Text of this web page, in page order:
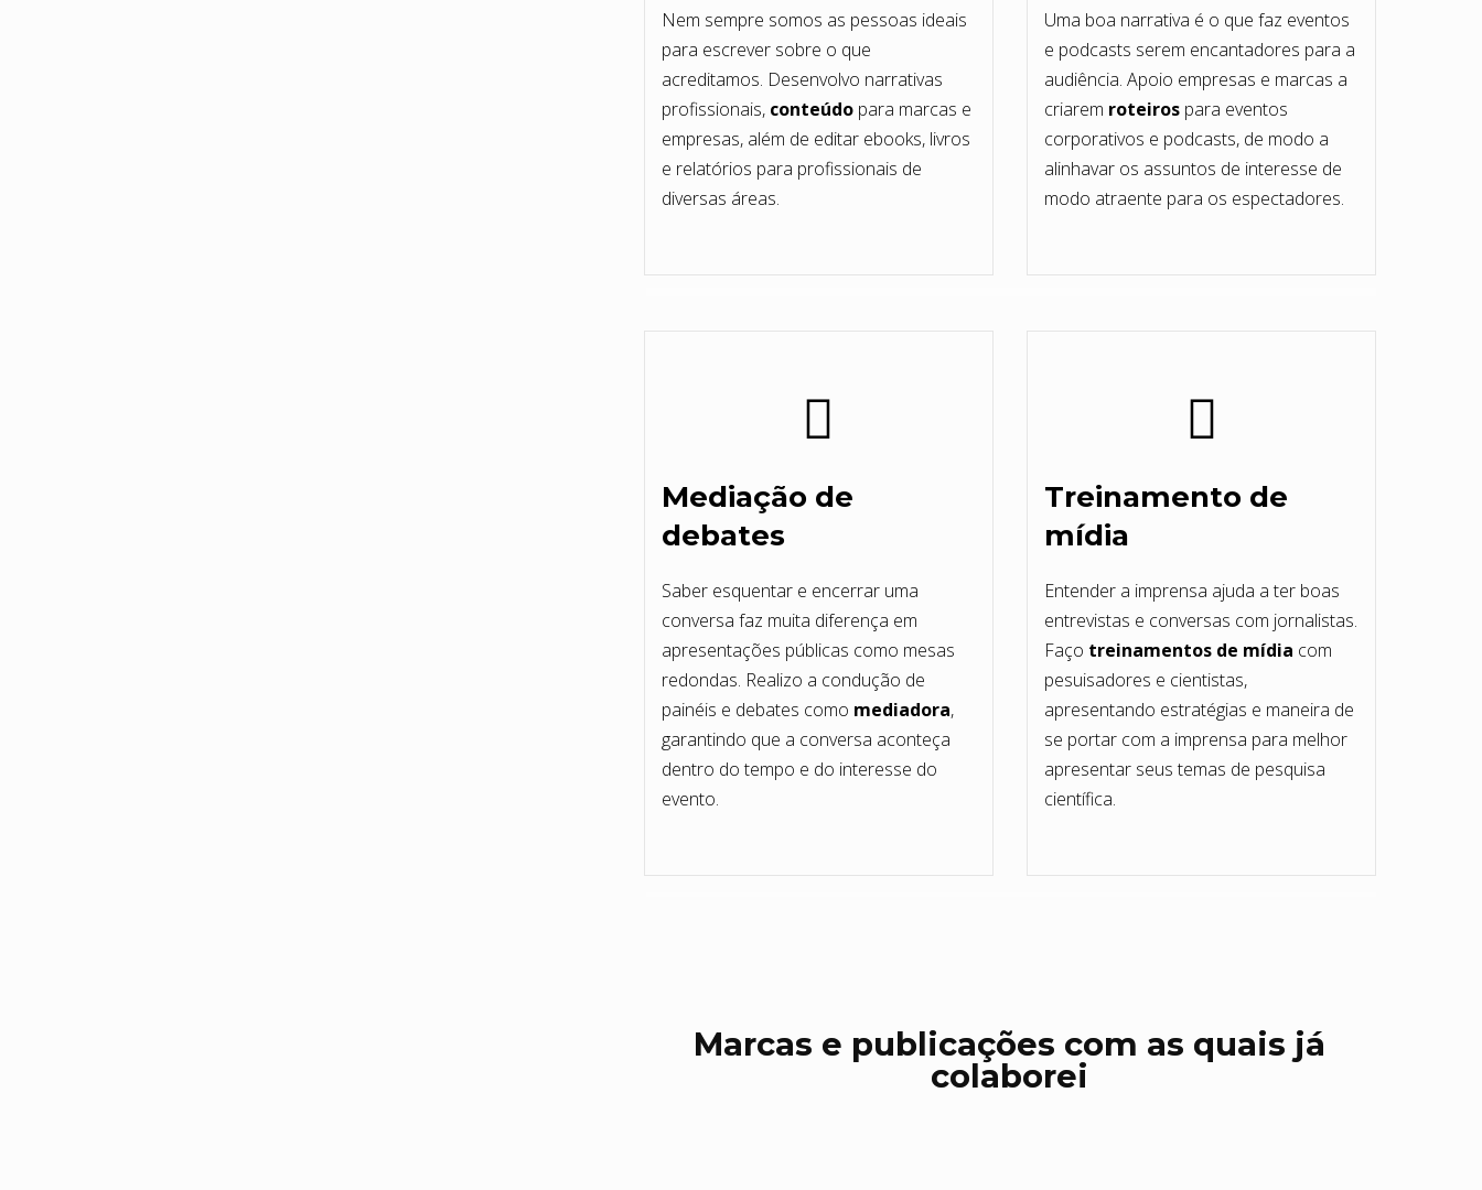
Nem sempre somos as pessoas ideais
para escrever sobre o que
acreditamos. Desenvolvo narrativas
profissionais, conteúdopara marcas e
empresas, além de editar ebooks, livros
e relatórios para profissionais de
diversas áreas.
Uma boa narrativa é o que faz eventos
e podcasts serem encantadores para a
audiência. Apoio empresas e marcas a
criarem roteirospara eventos
corporativos e podcasts, de modo a
alinhavar os assuntos de interesse de
modo atraente para os espectadores.
Mediação de
debates
Saber esquentar e encerrar uma
conversa faz muita diferença em
apresentações públicas como mesas
redondas. Realizo a condução de
painéis e debates como mediadora,
garantindo que a conversa aconteça
dentro do tempo e do interesse do
evento.
Treinamento de
mídia
Entender a imprensa ajuda a ter boas
entrevistas e conversas com jornalistas.
Faço treinamentos de mídia com
pesuisadores e cientistas,
apresentando estratégias e maneira de
se portar com a imprensa para melhor
apresentar seus temas de pesquisa
científica.
Marcas e publicações com as quais já
colaborei